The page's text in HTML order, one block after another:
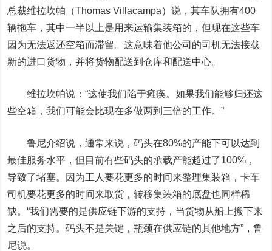
总裁维拉坎帕（Thomas Villacampa）说，其车队拥有400
辆拖车，其中一半以上是用来运输集装箱的，但现在这些车
因为无法返还空箱而滞留。这意味着他公司的司机无法接载
新的进口货物，并将货物配送到仓库和配送中心。
维拉坎帕说：“这使我们陷于瘫痪。如果我们能够归还这
些空箱，我们可能会比现在多做两到三倍的工作。”
鲁尼介绍说，通常来说，码头在80%的产能下可以达到
最佳服务水平，但目前有些码头的承载产能超过了100%，
导致了堵塞。因为工人要花更多的时间来整理集装箱，卡车
司机要花更多的时间来取货，转移集装箱的底盘也同样稀
缺。“我们需要的是供应链下游的支持，当货物从船上搬下来
之后的支持。码头不是关键，瓶颈在供应链的其他地方”，鲁
尼说。